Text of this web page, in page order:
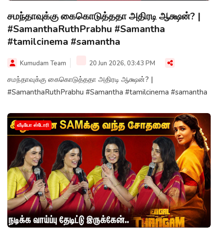
சமந்தாவுக்கு கைகொடுத்ததா அதிரடி ஆக்ஷன்? |
#SamanthaRuthPrabhu #Samantha
#tamilcinema #samantha
Kumudam Team 20 Jun 2026, 03:43 PM
சமந்தாவுக்கு கைகொடுத்ததா அதிரடி ஆக்ஷன்? |
#SamanthaRuthPrabhu #Samantha #tamilcinema #samantha
வீடியோ ஸ்டோரி